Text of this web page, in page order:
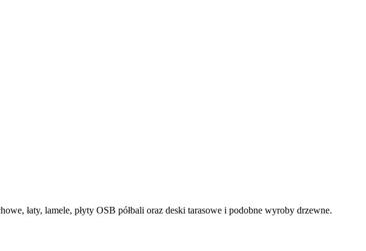
łaty, lamele, płyty OSB półbali oraz deski tarasowe i podobne wyroby drzewne.